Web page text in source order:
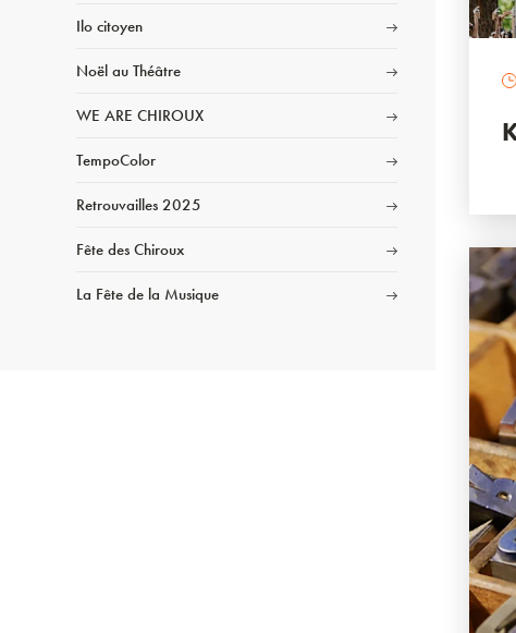
Ilo citoyen
Noël au Théâtre
WE ARE CHIROUX
TempoColor
Retrouvailles 2025
Fête des Chiroux
La Fête de la Musique